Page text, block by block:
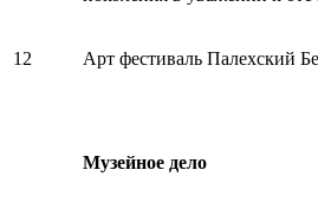
12 Арт фестиваль Палехский
Музейное дело